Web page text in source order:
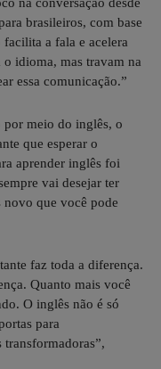
brasileiros, com base
facilita a fala e acelera
o idioma, mas travam na
essa comunicação.”
por meio do inglês, o
que esperar o
aprender inglês foi
vai desejar ter
que você pode
faz toda a diferença.
Quanto mais você
O inglês não é só
para